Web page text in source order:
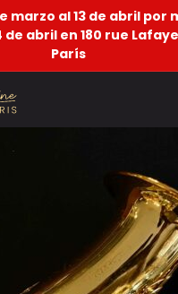
marzo al 13 de abril por
de abril en 180 rue
París